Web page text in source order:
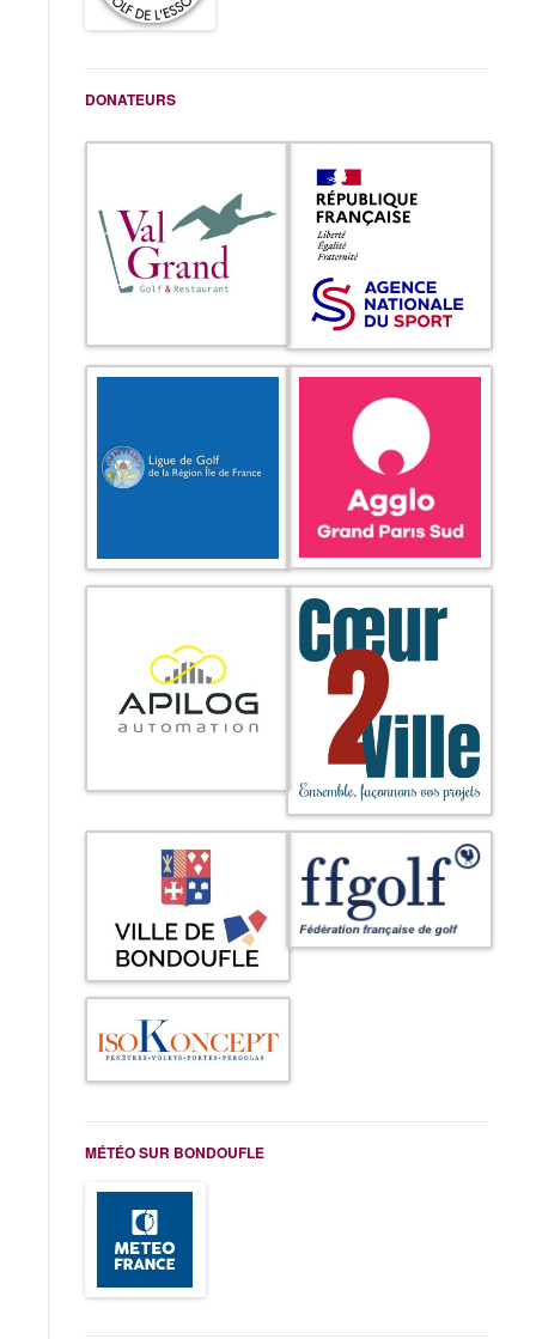
DONATEURS
MÉTÉO SUR BONDOUFLE